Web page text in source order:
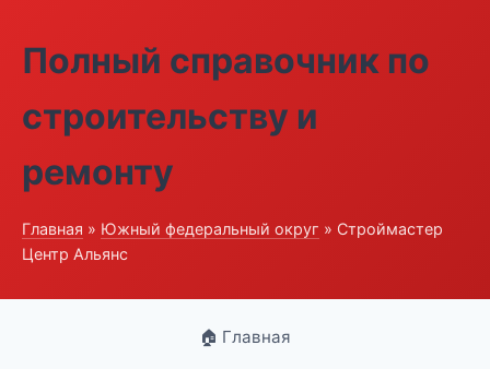
Полный справочник по
строительству и
ремонту
Главная » Южный федеральный округ » Строймастер
Центр Альянс
🏠 Главная